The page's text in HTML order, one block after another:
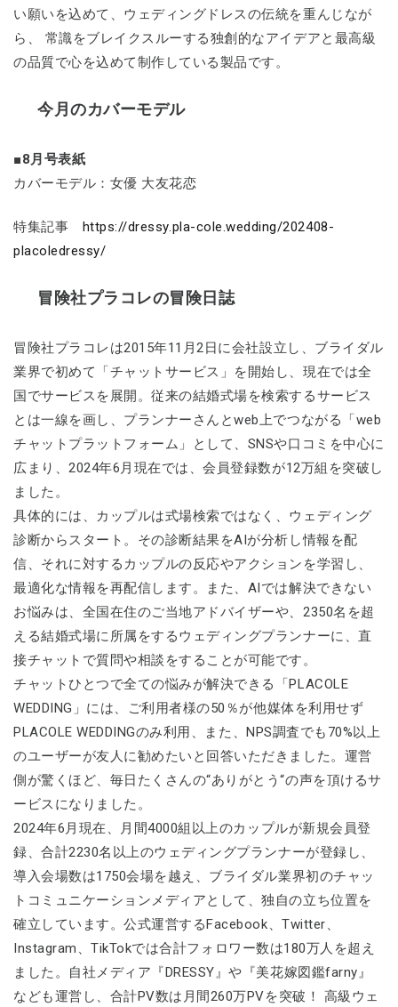
い願いを込めて、ウェディングドレスの伝統を重んじなが
ら、 常識をブレイクスルーする独創的なアイデアと最高級
の品質で心を込めて制作している製品です。
今月のカバーモデル
■8月号表紙
カバーモデル：女優 大友花恋
特集記事 https://dressy.pla-cole.wedding/202408-
placoledressy/
冒険社プラコレの冒険日誌
冒険社プラコレは2015年11月2日に会社設立し、ブライダル
業界で初めて「チャットサービス」を開始し、現在では全
国でサービスを展開。従来の結婚式場を検索するサービス
とは一線を画し、プランナーさんとweb上でつながる「web
チャットプラットフォーム」として、SNSや口コミを中心に
広まり、2024年6月現在では、会員登録数が12万組を突破し
ました。
具体的には、カップルは式場検索ではなく、ウェディング
診断からスタート。その診断結果をAIが分析し情報を配
信、それに対するカップルの反応やアクションを学習し、
最適化な情報を再配信します。また、AIでは解決できない
お悩みは、全国在住のご当地アドバイザーや、2350名を超
える結婚式場に所属をするウェディングプランナーに、直
接チャットで質問や相談をすることが可能です。
チャットひとつで全ての悩みが解決できる「PLACOLE
WEDDING」には、ご利用者様の50％が他媒体を利用せず
PLACOLE WEDDINGのみ利用、また、NPS調査でも70%以上
のユーザーが友人に勧めたいと回答いただきました。運営
側が驚くほど、毎日たくさんの“ありがとう“の声を頂けるサ
ービスになりました。
2024年6月現在、月間4000組以上のカップルが新規会員登
録、合計2230名以上のウェディングプランナーが登録し、
導入会場数は1750会場を越え、ブライダル業界初のチャッ
トコミュニケーションメディアとして、独自の立ち位置を
確立しています。公式運営するFacebook、Twitter、
Instagram、TikTokでは合計フォロワー数は180万人を超え
ました。自社メディア『DRESSY』や『美花嫁図鑑farny』
なども運営し、合計PV数は月間260万PVを突破！ 高級ウェ